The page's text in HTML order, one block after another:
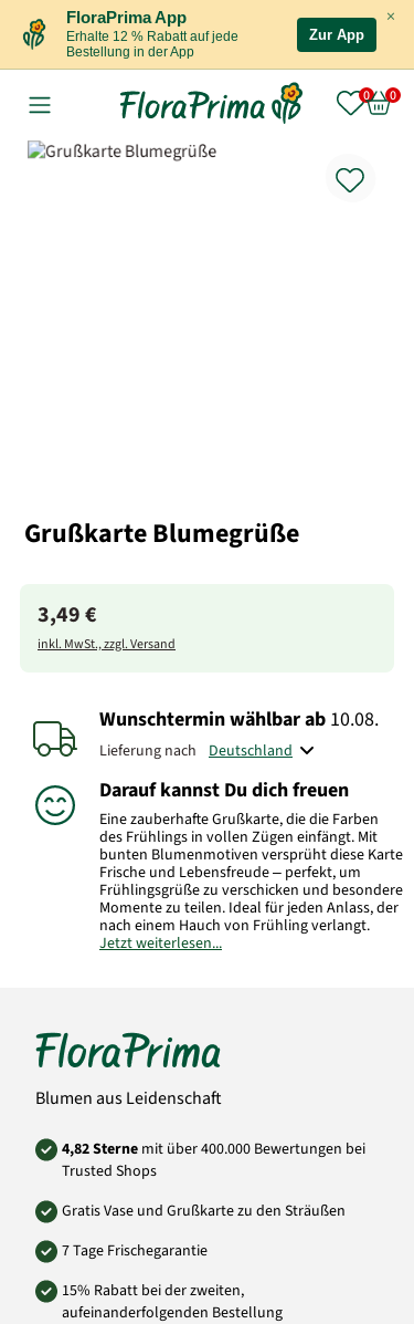
×
FloraPrima App
Erhalte 12 % Rabatt auf jede
Bestellung in der App
Zur App
Grußkarte Blumegrüße
3,49 €
inkl. MwSt., zzgl. Versand
Wunschtermin wählbarab 10.08.
Lieferung nach
Darauf kannst Du dich freuen
Eine zauberhafte Grußkarte, die die Farben
des Frühlings in vollen Zügen einfängt. Mit
bunten Blumenmotiven versprüht diese Karte
Frische und Lebensfreude – perfekt, um
Frühlingsgrüße zu verschicken und besondere
Momente zu teilen. Ideal für jeden Anlass, der
nach einem Hauch von Frühling verlangt.
info@floraprima.de
Art.-Nr.: 1433
Jetzt weiterlesen...
Blumen aus Leidenschaft
4,82 Sterne mit über 400.000 Bewertungen bei
Trusted Shops
Gratis Vase und Grußkarte zu den Sträußen
7 Tage Frischegarantie
15% Rabatt bei der zweiten,
aufeinanderfolgenden Bestellung